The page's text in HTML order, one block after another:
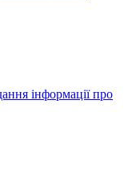
інформації про